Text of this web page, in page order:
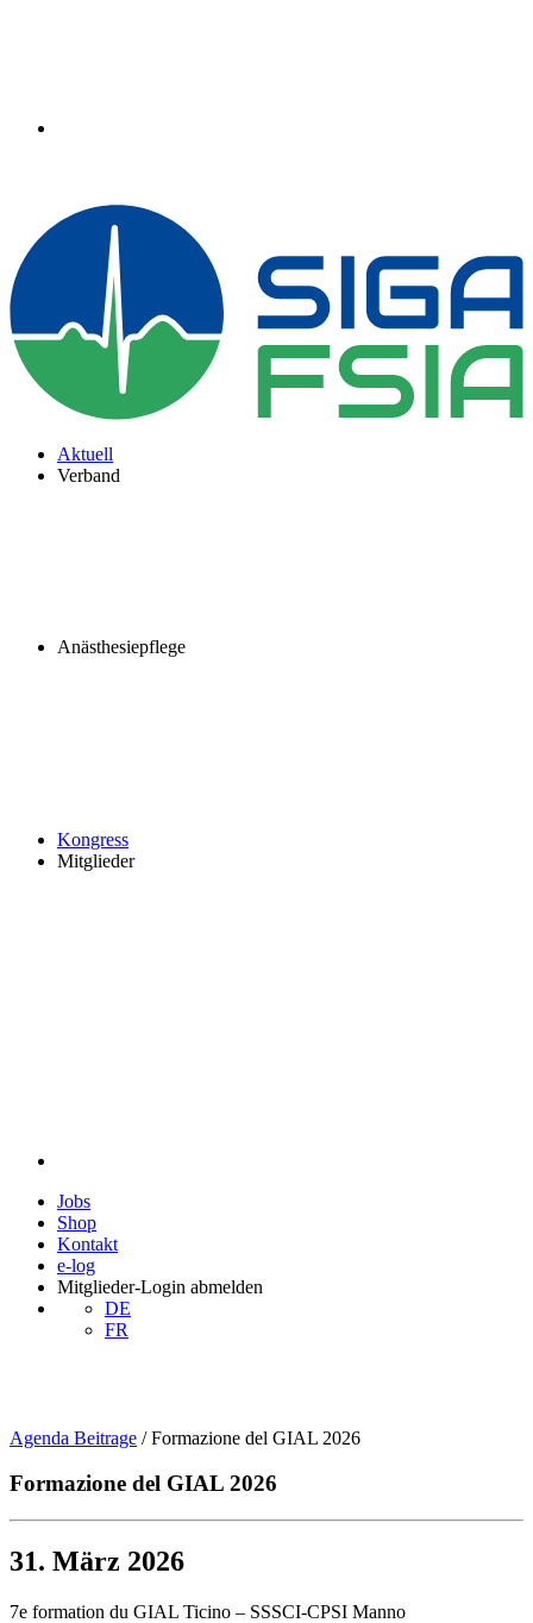
Aktuell
Verband
Anästhesiepflege
Kongress
Mitglieder
Jobs
Shop
Kontakt
e-log
Mitglieder-Login abmelden
DE
FR
Agenda Beitrage /Formazione del GIAL 2026
Formazione del GIAL 2026
31. März 2026
7e formation du GIAL Ticino – SSSCI-CPSI Manno